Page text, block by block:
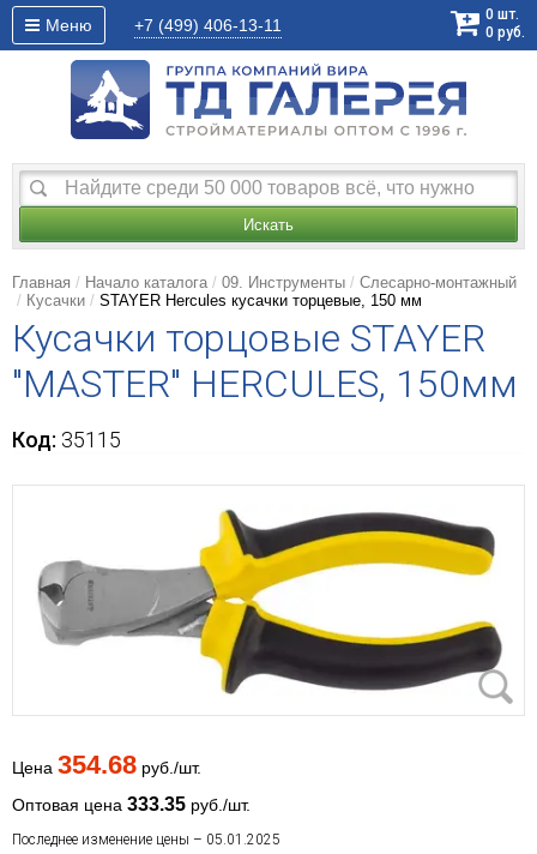
Меню +7 (499) 406-13-11
0 шт.
0 руб.
Искать
Главная Начало каталога 09. Инструменты
Слесарно-монтажный
Кусачки
STAYER Hercules кусачки торцевые, 150 мм
Кусачки торцовые STAYER
"MASTER" HERCULES, 150мм
Код: 35115
Цена 354.68 руб./шт.
Оптовая цена 333.35 руб./шт.
Последнее изменение цены – 05.01.2025